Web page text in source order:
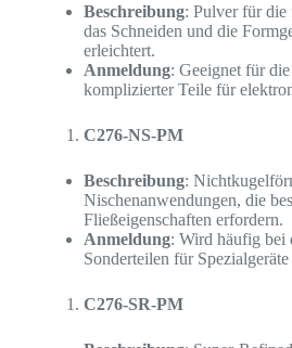
Beschreibung: Pulver für die
das Schneiden und die
erleichtert.
Anmeldung: Geeignet für
komplizierter Teile für
C276-NS-PM
Beschreibung:
Nischenanwendungen, die
Fließeigenschaften erfordern.
Anmeldung: Wird häufig bei
Sonderteilen für
C276-SR-PM